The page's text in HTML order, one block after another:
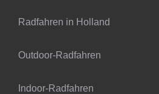
Radfahren in Holland
Outdoor-Radfahren
Indoor-Radfahren